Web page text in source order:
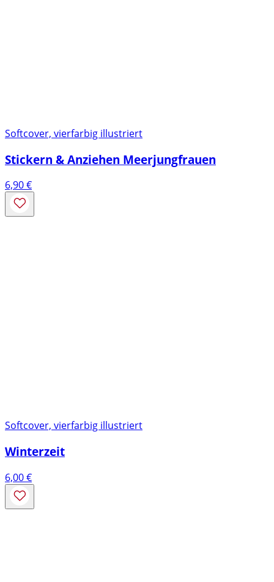
Softcover, vierfarbig illustriert
Stickern & Anziehen Meerjungfrauen
6,90€
Softcover, vierfarbig illustriert
Winterzeit
6,00€